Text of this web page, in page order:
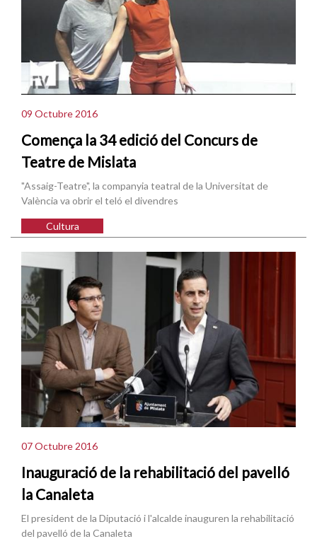
09 Octubre 2016
Comença la 34 edició del Concurs de
Teatre de Mislata
"Assaig-Teatre", la companyia teatral de la Universitat de
València va obrir el teló el divendres
Cultura
07 Octubre 2016
Inauguració de la rehabilitació del pavelló
la Canaleta
El president de la Diputació i l'alcalde inauguren la rehabilitació
del pavelló de la Canaleta